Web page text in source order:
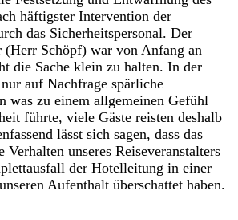
häftigster Intervention der
das Sicherheitspersonal. Der
Schöpf) war von Anfang an
die Sache klein zu halten. In der
auf Nachfrage spärliche
was zu einem allgemeinen Gefühl
führte, viele Gäste reisten deshalb
lässt sich sagen, dass das
Verhalten unseres Reiseveranstalters
der Hotelleitung in einer
Aufenthalt überschattet haben.